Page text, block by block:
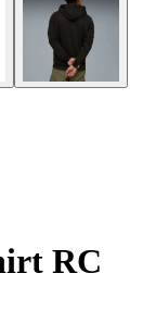
RC